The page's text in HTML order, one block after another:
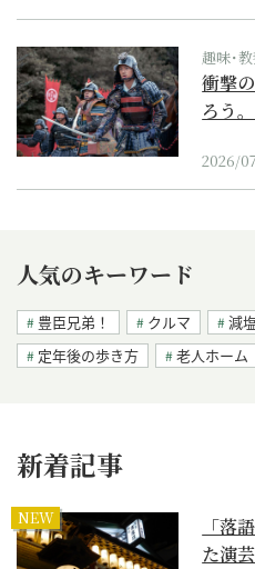
趣味･
衝撃
ろう
2026/
人気のキーワード
豊臣兄弟！ クルマ 減
定年後の歩き方
老人ホーム
新着記事
NEW
「落
た演